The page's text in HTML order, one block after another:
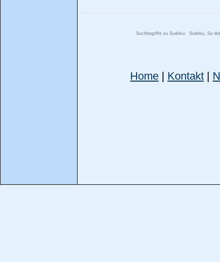
Suchbegriffe zu Sudoku: Sudoku, Su
Home | Kontakt |